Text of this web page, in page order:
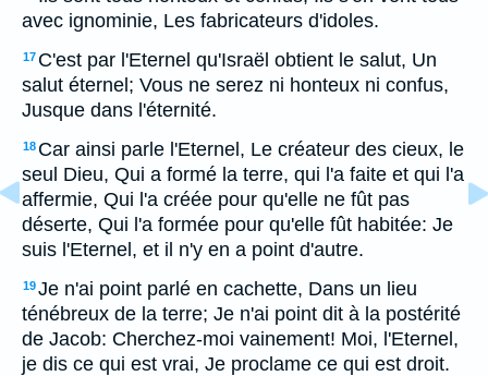
avec ignominie, Les fabricateurs d'idoles.
17 C'est par l'Eternel qu'Israël obtient le salut, Un
salut éternel; Vous ne serez ni honteux ni confus,
Jusque dans l'éternité.
18 Car ainsi parle l'Eternel, Le créateur des cieux, le
seul Dieu, Qui a formé la terre, qui l'a faite et qui l'a
affermie, Qui l'a créée pour qu'elle ne fût pas
déserte, Qui l'a formée pour qu'elle fût habitée: Je
suis l'Eternel, et il n'y en a point d'autre.
19Je n'ai point parlé en cachette, Dans un lieu
ténébreux de la terre; Je n'ai point dit à la postérité
de Jacob: Cherchez-moi vainement! Moi, l'Eternel,
je dis ce qui est vrai, Je proclame ce qui est droit.